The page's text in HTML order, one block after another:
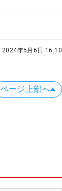
2024年5月6日 16:10
ページ上部へ